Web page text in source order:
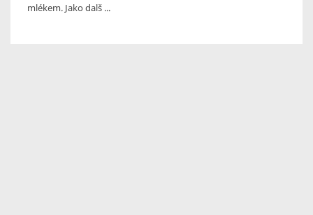
mlékem. Jako dalš ...